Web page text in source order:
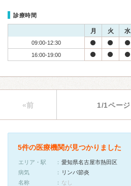
診療時間
月 火 水
09:00-12:30
16:00-19:00
«前 1/1ページ
5件の医療機関が見つかりました
エリア・駅
愛知県名古屋市熱田区
病気
リンパ節炎
名称
なし